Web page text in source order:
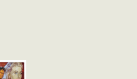
Italie - 1959
vost - 93'